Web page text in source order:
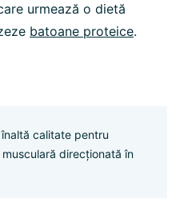
urmează o dietă
batoane proteice.
calitate pentru
direcționată în